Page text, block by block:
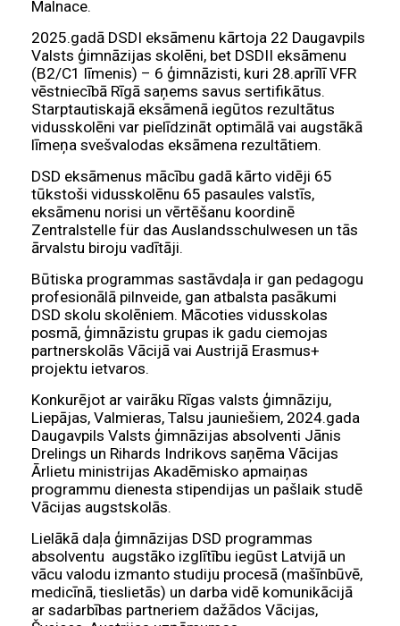
Malnace.
2025.gadā DSDI eksāmenu kārtoja 22 Daugavpils
Valsts ģimnāzijas skolēni, bet DSDII eksāmenu
(B2/C1 līmenis) – 6 ģimnāzisti, kuri 28.aprīlī VFR
vēstniecībā Rīgā saņems savus sertifikātus.
Starptautiskajā eksāmenā iegūtos rezultātus
vidusskolēni var pielīdzināt optimālā vai augstākā
līmeņa svešvalodas eksāmena rezultātiem.
DSD eksāmenus mācību gadā kārto vidēji 65
tūkstoši vidusskolēnu 65 pasaules valstīs,
eksāmenu norisi un vērtēšanu koordinē
Zentralstelle für das Auslandsschulwesen un tās
ārvalstu biroju vadītāji.
Būtiska programmas sastāvdaļa ir gan pedagogu
profesionālā pilnveide, gan atbalsta pasākumi
DSD skolu skolēniem. Mācoties vidusskolas
posmā, ģimnāzistu grupas ik gadu ciemojas
partnerskolās Vācijā vai Austrijā Erasmus+
projektu ietvaros.
Konkurējot ar vairāku Rīgas valsts ģimnāziju,
Liepājas, Valmieras, Talsu jauniešiem, 2024.gada
Daugavpils Valsts ģimnāzijas absolventi Jānis
Drelings un Rihards Indrikovs saņēma Vācijas
Ārlietu ministrijas Akadēmisko apmaiņas
programmu dienesta stipendijas un pašlaik studē
Vācijas augstskolās.
Lielākā daļa ģimnāzijas DSD programmas
absolventu augstāko izglītību iegūst Latvijā un
vācu valodu izmanto studiju procesā (mašīnbūvē,
medicīnā, tieslietās) un darba vidē komunikācijā
ar sadarbības partneriem dažādos Vācijas,